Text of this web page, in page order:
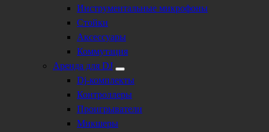
Инструментальные микрофоны
Стойки
Аксессуары
Коммутация
Аренда для DJ
Dj-комплекты
Контроллеры
Проигрыватели
Микшеры